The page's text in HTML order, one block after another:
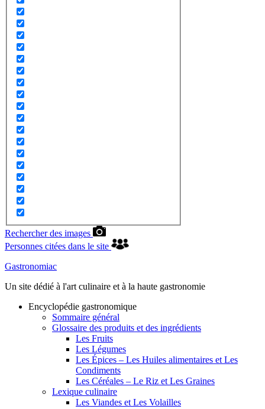
Rechercher des images
Personnes citées dans le site
Gastronomiac
Un site dédié à l'art culinaire et à la haute gastronomie
Encyclopédie gastronomique
Sommaire général
Glossaire des produits et des ingrédients
Les Fruits
Les Légumes
Les Épices – Les Huiles alimentaires et Les
Condiments
Les Céréales – Le Riz et Les Graines
Lexique culinaire
Les Viandes et Les Volailles